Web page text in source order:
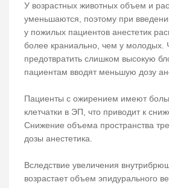
У возрастных животных объем и
уменьшаются, поэтому при
у пожилых пациентов анестетик
более краниально, чем у молодых.
предотвратить слишком высокую
пациентам вводят меньшую дозу
Пациенты с ожирением имеют
клетчатки в ЭП, что приводит к
Снижение объема пространства
дозы анестетика.
Вследствие увеличения
возрастает объем эпидурального